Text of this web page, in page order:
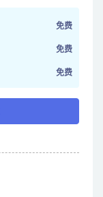
免费
免费
免费